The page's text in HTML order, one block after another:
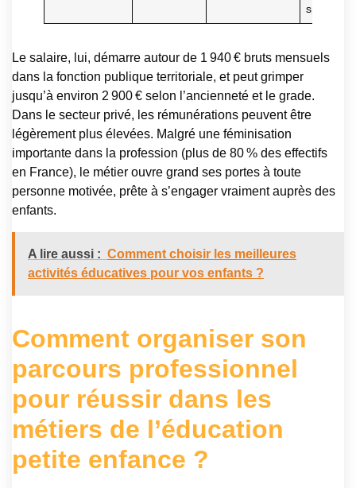
Le salaire, lui, démarre autour de 1 940 € bruts mensuels
dans la fonction publique territoriale, et peut grimper
jusqu’à environ 2 900 € selon l’ancienneté et le grade.
Dans le secteur privé, les rémunérations peuvent être
légèrement plus élevées. Malgré une féminisation
importante dans la profession (plus de 80 % des effectifs
en France), le métier ouvre grand ses portes à toute
personne motivée, prête à s’engager vraiment auprès des
enfants.
A lire aussi : Comment choisir les meilleures
activités éducatives pour vos enfants ?
Comment organiser son
parcours professionnel
pour réussir dans les
métiers de l’éducation
petite enfance ?